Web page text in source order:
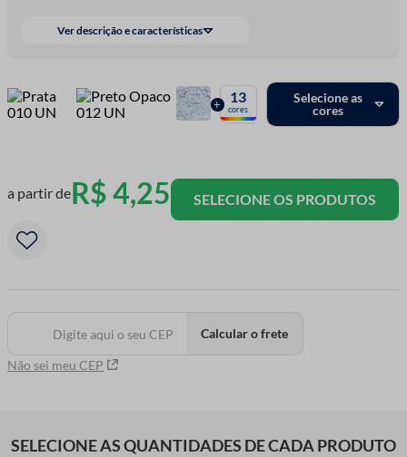
Ver descrição e características
+ 13
cores
Selecione as
cores
a partir deR$4,25 SELECIONE OS PRODUTOS
Não sei meu CEP
Calcular o frete
SELECIONE AS QUANTIDADES DE CADA PRODUTO